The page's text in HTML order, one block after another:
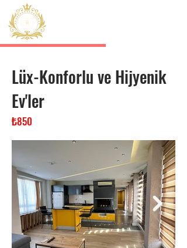
Lüx-Konforlu ve Hijyenik
Ev'ler
₺850